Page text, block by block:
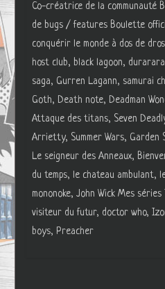
Co-créatrice de la communauté
de bugs / features Boulette
conquérir le monde à dos de
host club, black lagoon,
saga, Gurren Lagann, samurai
Goth, Death note, Deadman
Attaque des titans, Seven
Arrietty, Summer Wars, Garden
Le seigneur des Anneaux,
du temps, le chateau ambulant,
mononoke, John Wick Mes
visiteur du futur, doctor who,
boys, Preacher